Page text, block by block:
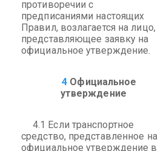
противоречии с
предписаниями настоящих
Правил, возлагается на лицо,
представляющее заявку на
официальное утверждение.
4 Официальное
утверждение
4.1 Если транспортное
средство, представленное на
официальное утверждение в